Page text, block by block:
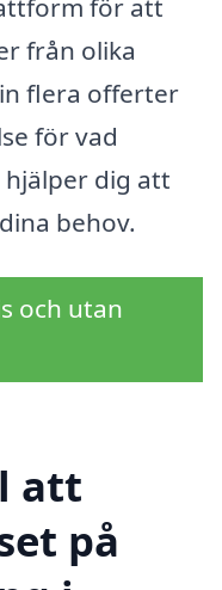
för att
från olika
flera offerter
för vad
dig att
behov.
och utan
att
på